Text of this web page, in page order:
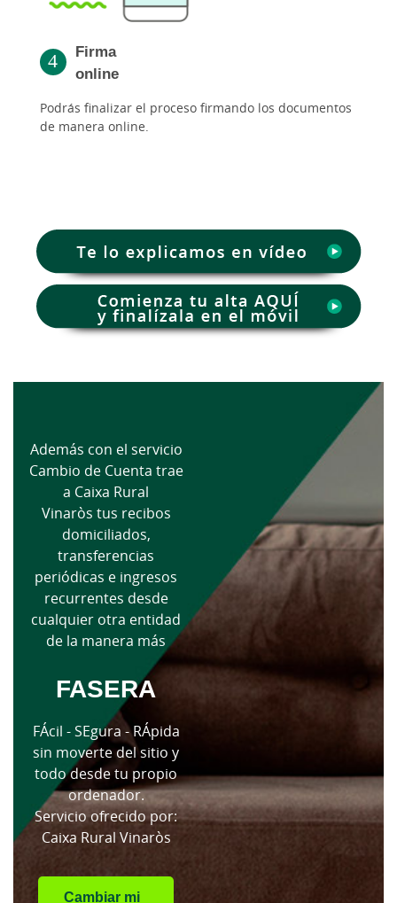
Firma
online
Podrás finalizar el proceso firmando los documentos
de manera online.
Además con el servicio
Cambio de Cuenta trae
a Caixa Rural
Vinaròs tus recibos
domiciliados,
transferencias
periódicas e ingresos
recurrentes desde
cualquier otra entidad
de la manera más
FASERA
FÁcil - SEgura - RÁpida
sin moverte del sitio y
todo desde tu propio
ordenador.
Servicio ofrecido por:
Caixa Rural Vinaròs
Cambiar mi